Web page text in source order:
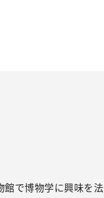
で博物学に興味を法